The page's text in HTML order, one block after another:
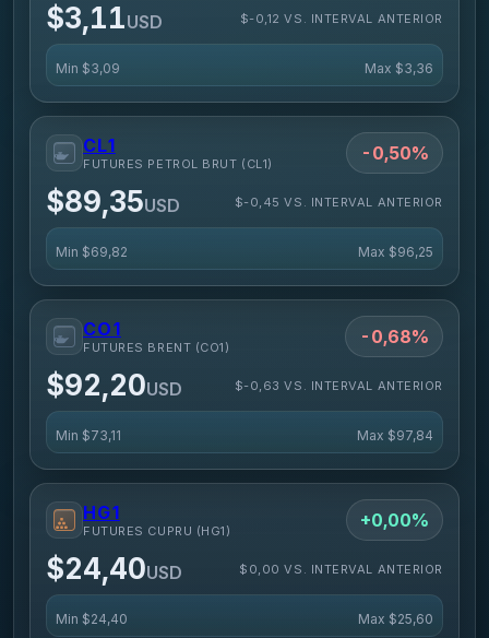
$3,11USD $-0,12 VS. INTERVAL ANTERIOR
Min $3,09 Max $3,36
CL1
FUTURES PETROL BRUT (CL1) -0,50%
$89,35USD $-0,45 VS. INTERVAL ANTERIOR
Min $69,82 Max $96,25
CO1
FUTURES BRENT (CO1) -0,68%
$92,20USD $-0,63 VS. INTERVAL ANTERIOR
Min $73,11 Max $97,84
HG1
FUTURES CUPRU (HG1) +0,00%
$24,40USD $0,00 VS. INTERVAL ANTERIOR
Min $24,40 Max $25,60